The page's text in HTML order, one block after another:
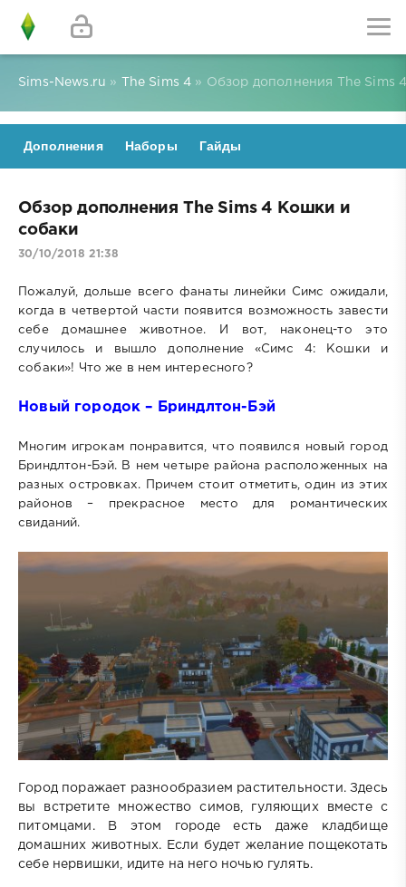
Sims-News.ru » The Sims 4 » Обзор дополнения The Sims
Дополнения Наборы Гайды
Обзор дополнения The Sims 4 Кошки и
собаки
30/10/2018 21:38
Пожалуй, дольше всего фанаты линейки Симс ожидали,
когда в четвертой части появится возможность завести
себе домашнее животное. И вот, наконец-то это
случилось и вышло дополнение «Симс 4: Кошки и
собаки»! Что же в нем интересного?
Новый городок – Бриндлтон-Бэй
Многим игрокам понравится, что появился новый город
Бриндлтон-Бэй. В нем четыре района расположенных на
разных островках. Причем стоит отметить, один из этих
районов – прекрасное место для романтических
свиданий.
Город поражает разнообразием растительности. Здесь
вы встретите множество симов, гуляющих вместе с
питомцами. В этом городе есть даже кладбище
домашних животных. Если будет желание пощекотать
себе нервишки, идите на него ночью гулять.